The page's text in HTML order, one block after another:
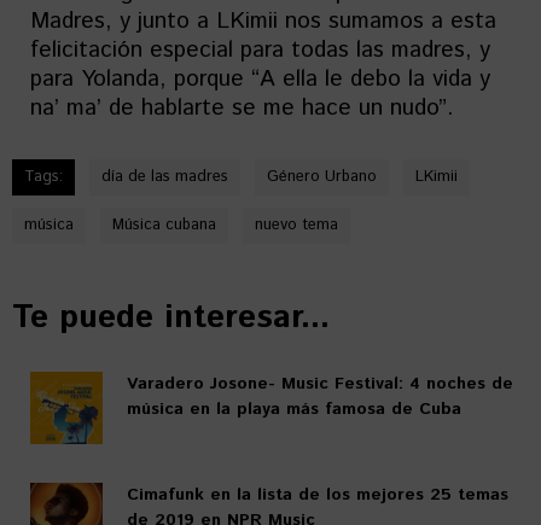
Madres, y junto a LKimii nos sumamos a esta
felicitación especial para todas las madres, y
para Yolanda, porque “A ella le debo la vida y
na’ ma’ de hablarte se me hace un nudo”.
Tags: día de las madres Género Urbano LKimii
música Música cubana nuevo tema
Te puede interesar...
Varadero Josone- Music Festival: 4 noches de
música en la playa más famosa de Cuba
Cimafunk en la lista de los mejores 25 temas